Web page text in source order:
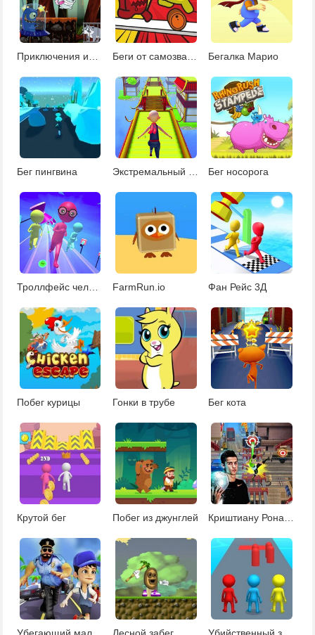
Приключения инопланетной собаки Беги от самозванца Бегалка Марио
Бег пингвина Экстремальный забег в небесах Бег носорога
Троллфейс человек бежит FarmRun.io Фан Рейс 3Д
Побег курицы Гонки в трубе Бег кота
Крутой бег Побег из джунглей